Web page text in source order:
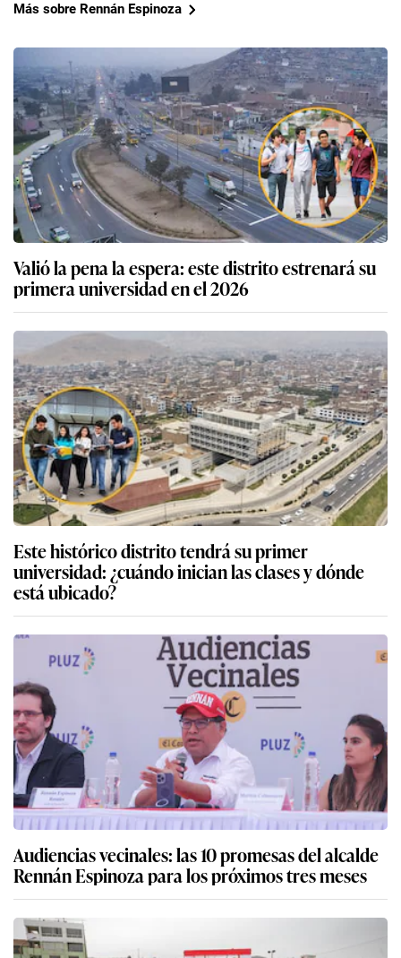
Más sobre Rennán Espinoza
Valió la pena la espera: este distrito estrenará su
primera universidad en el 2026
Este histórico distrito tendrá su primer
universidad: ¿cuándo inician las clases y dónde
está ubicado?
Audiencias vecinales: las 10 promesas del alcalde
Rennán Espinoza para los próximos tres meses